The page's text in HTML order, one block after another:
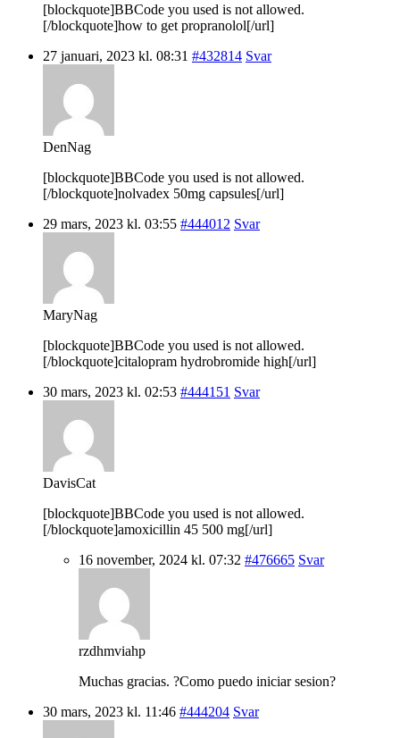
[blockquote]BBCode you used is not allowed.
[/blockquote]how to get propranolol[/url]
27 januari, 2023 kl. 08:31 #432814 Svar
DenNag
[blockquote]BBCode you used is not allowed.
[/blockquote]nolvadex 50mg capsules[/url]
29 mars, 2023 kl. 03:55 #444012 Svar
MaryNag
[blockquote]BBCode you used is not allowed.
[/blockquote]citalopram hydrobromide high[/url]
30 mars, 2023 kl. 02:53 #444151 Svar
DavisCat
[blockquote]BBCode you used is not allowed.
[/blockquote]amoxicillin 45 500 mg[/url]
16 november, 2024 kl. 07:32 #476665 Svar
rzdhmviahp
Muchas gracias. ?Como puedo iniciar sesion?
30 mars, 2023 kl. 11:46 #444204 Svar